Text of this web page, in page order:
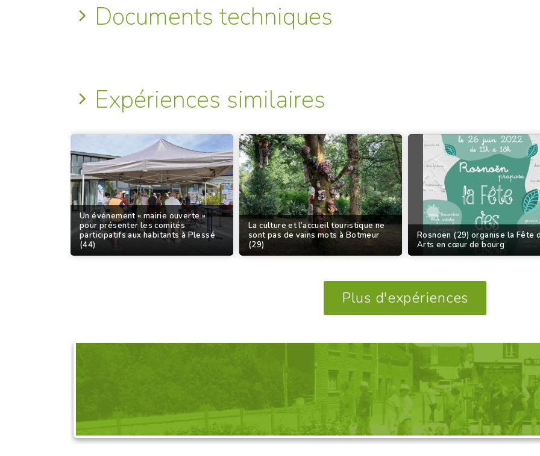
Documents techniques
Expériences similaires
Un événement « mairie ouverte »
pour présenter les comités
participatifs aux habitants à Plessé
(44)
La culture et l’accueil touristique ne
sont pas de vains mots à Botmeur
(29)
Rosnoën (29) organise la Fête
Arts en cœur de bourg
Plus d'expériences
DEMANDEZ L'ORGANISATION D'UNE VISITE,
Découvrez nos propositions